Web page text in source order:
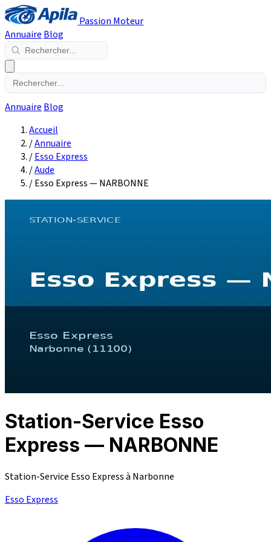
Passion Moteur
Annuaire Blog
Annuaire Blog
Accueil
/Annuaire
/Esso Express
/Aude
/Esso Express — NARBONNE
Station-Service Esso
Express — NARBONNE
Station-Service Esso Express à Narbonne
Esso Express